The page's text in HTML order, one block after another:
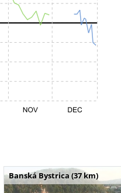
Banská Bystrica (37 km)